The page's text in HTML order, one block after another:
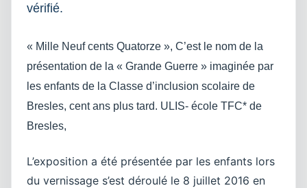
vérifié.
« Mille Neuf cents Quatorze », C’est le nom de la
présentation de la « Grande Guerre » imaginée par
les enfants de la Classe d’inclusion scolaire de
Bresles, cent ans plus tard. ULIS- école TFC* de
Bresles,
L’exposition a été présentée par les enfants lors
du vernissage s’est déroulé le 8 juillet 2016 en